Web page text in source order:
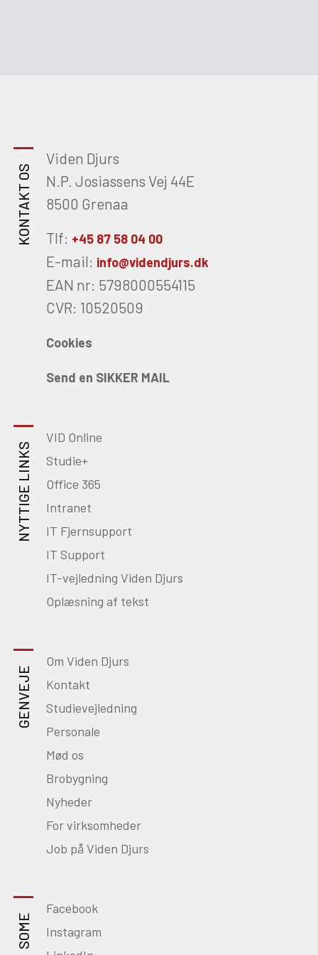
KONTAKT OS
Viden Djurs
N.P. Josiassens Vej 44E
8500 Grenaa
Tlf: +45 87 58 04 00
E-mail: info@videndjurs.dk
EAN nr: 5798000554115
CVR: 10520509
Cookies
Send en SIKKER MAIL
NYTTIGE LINKS
VID Online
Studie+
Office 365
Intranet
IT Fjernsupport
IT Support
IT-vejledning Viden Djurs
Oplæsning af tekst
GENVEJE
Om Viden Djurs
Kontakt
Studievejledning
Personale
Mød os
Brobygning
Nyheder
For virksomheder
Job på Viden Djurs
SOME
Facebook
Instagram